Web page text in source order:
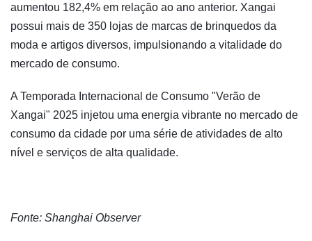
aumentou 182,4% em relação ao ano anterior. Xangai
possui mais de 350 lojas de marcas de brinquedos da
moda e artigos diversos, impulsionando a vitalidade do
mercado de consumo.
A Temporada Internacional de Consumo "Verão de
Xangai" 2025 injetou uma energia vibrante no mercado de
consumo da cidade por uma série de atividades de alto
nível e serviços de alta qualidade.
Fonte: Shanghai Observer